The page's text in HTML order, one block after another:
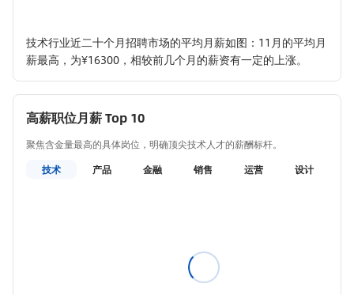
技术行业近二十个月招聘市场的平均月薪如图：11月的平均月
薪最高，为¥16300，相较前几个月的薪资有一定的上涨。
高薪职位月薪 Top 10
聚焦含金量最高的具体岗位，明确顶尖技术人才的薪酬标杆。
技术
产品 金融 销售 运营 设计